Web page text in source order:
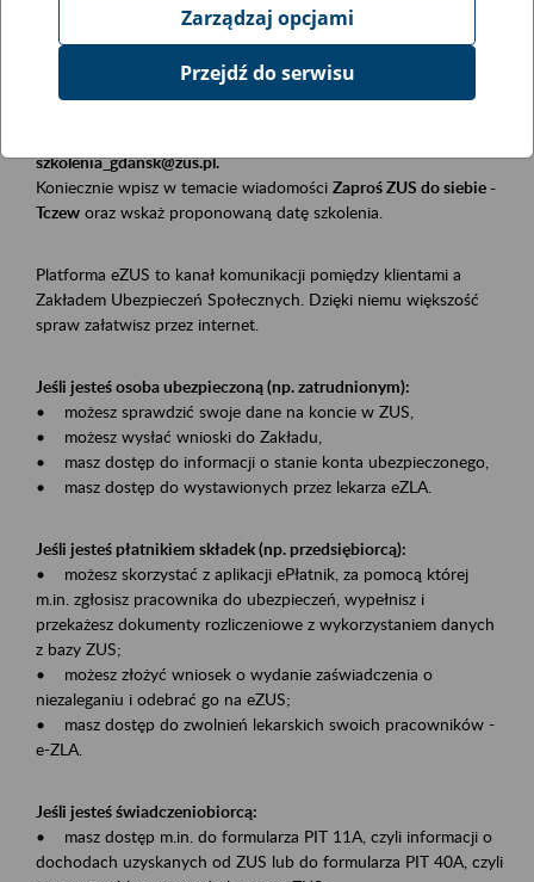
Opis wydarzenia
Szkolenie stacjonarne w siedzibie firmy, instytucji, urzędu.
szkolenia_gdansk@zus.pl.
Koniecznie wpisz w temacie wiadomości Zaproś ZUS do siebie -
Tczew oraz wskaż proponowaną datę szkolenia.
Platforma eZUS to kanał komunikacji pomiędzy klientami a
Zakładem Ubezpieczeń Społecznych. Dzięki niemu większość
spraw załatwisz przez internet.
Jeśli jesteś osoba ubezpieczoną (np. zatrudnionym):
• możesz sprawdzić swoje dane na koncie w ZUS,
• możesz wysłać wnioski do Zakładu,
• masz dostęp do informacji o stanie konta ubezpieczonego,
• masz dostęp do wystawionych przez lekarza eZLA.
Jeśli jesteś płatnikiem składek (np. przedsiębiorcą):
• możesz skorzystać z aplikacji ePłatnik, za pomocą której
m.in. zgłosisz pracownika do ubezpieczeń, wypełnisz i
przekażesz dokumenty rozliczeniowe z wykorzystaniem danych
z bazy ZUS;
• możesz złożyć wniosek o wydanie zaświadczenia o
niezaleganiu i odebrać go na eZUS;
• masz dostęp do zwolnień lekarskich swoich pracowników -
e-ZLA.
Jeśli jesteś świadczeniobiorcą:
• masz dostęp m.in. do formularza PIT 11A, czyli informacji o
dochodach uzyskanych od ZUS lub do formularza PIT 40A, czyli
Zarządzaj opcjami
Przejdź do serwisu